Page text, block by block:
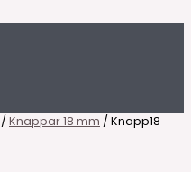
/ Knappar 18 mm / Knapp18